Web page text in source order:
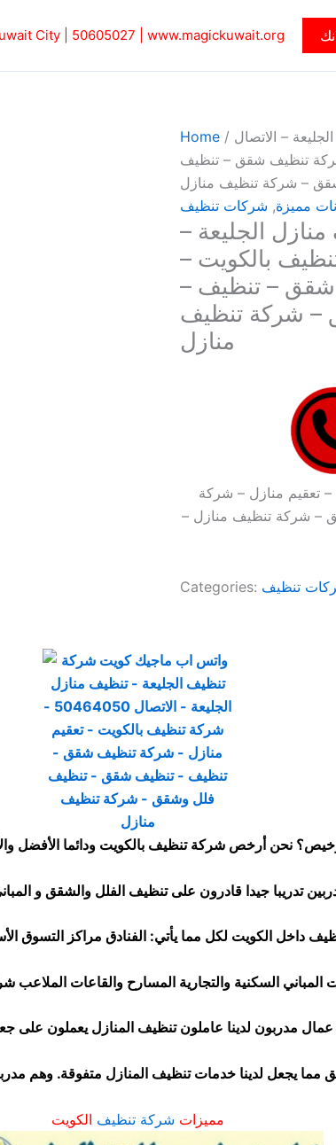
City | 50605027‎ www.magickuwait.org
Home / – الاتصال
– شركة تنظيف شقق – تنظيف
– شركة تنظيف منازل
مميزة, شركات تنظيف
الجليعة –
– شركة تنظيف بالكويت –
شقق – تنظيف –
– شركة تنظيف
منازل
تعقيم منازل – شركة
– شركة تنظيف منازل –
Categories: تنظيف
نحن أرخص شركة تنظيف بالكويت ودائما الأفضل
داخل الكويت لكل مما يأتي: الفنادق مراكز التسوق
المباني السكنية والتجارية المسارح والقاعات الملاعب
عمال مدربون لدينا عاملون تنظيف المنازل يعملون على
مما يجعل لدينا خدمات تنظيف المنازل متفوقة. وهم
مميزات شركة تنظيف الكويت